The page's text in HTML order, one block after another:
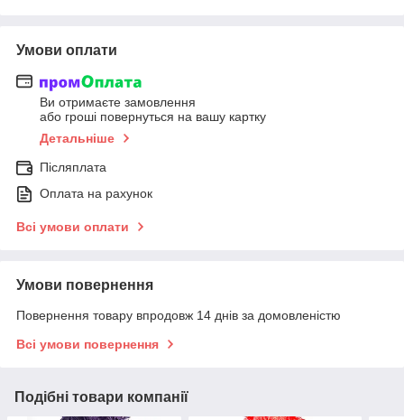
Умови оплати
Ви отримаєте замовлення
або гроші повернуться на вашу картку
Детальніше
Післяплата
Оплата на рахунок
Всі умови оплати
Умови повернення
Повернення товару впродовж 14 днів за домовленістю
Всі умови повернення
Подібні товари компанії